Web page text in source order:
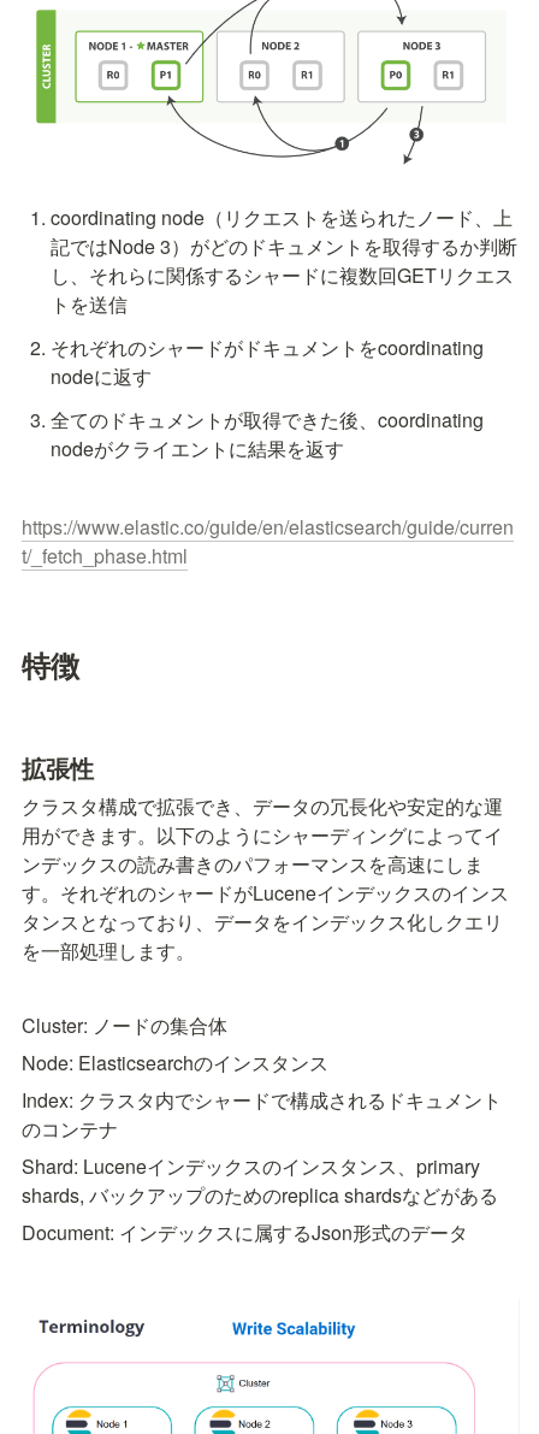
coordinating node（リクエストを送られたノード、上
記ではNode 3）がどのドキュメントを取得するか判断
し、それらに関係するシャードに複数回GETリクエス
トを送信
それぞれのシャードがドキュメントをcoordinating
nodeに返す
全てのドキュメントが取得できた後、coordinating
nodeがクライエントに結果を返す
https://www.elastic.co/guide/en/elasticsearch/guide/curren
t/_fetch_phase.html
特徴
拡張性
クラスタ構成で拡張でき、データの冗長化や安定的な運
用ができます。以下のようにシャーディングによってイ
ンデックスの読み書きのパフォーマンスを高速にしま
す。それぞれのシャードがLuceneインデックスのインス
タンスとなっており、データをインデックス化しクエリ
を一部処理します。
Cluster: ノードの集合体
Node: Elasticsearchのインスタンス
Index: クラスタ内でシャードで構成されるドキュメント
のコンテナ
Shard: Luceneインデックスのインスタンス、primary
shards, バックアップのためのreplica shardsなどがある
Document: インデックスに属するJson形式のデータ